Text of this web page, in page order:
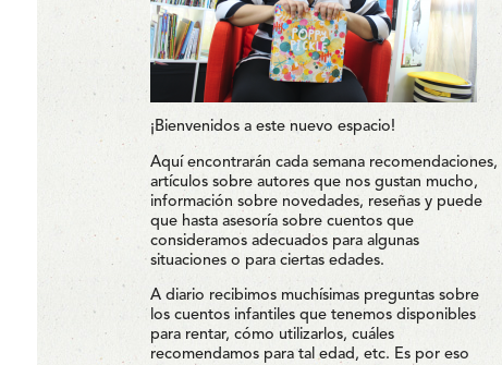
¡Bienvenidos a este nuevo espacio!
Aquí encontrarán cada semana recomendaciones,
artículos sobre autores que nos gustan mucho,
información sobre novedades, reseñas y puede
que hasta asesoría sobre cuentos que
consideramos adecuados para algunas
situaciones o para ciertas edades.
A diario recibimos muchísimas preguntas sobre
los cuentos infantiles que tenemos disponibles
para rentar, cómo utilizarlos, cuáles
recomendamos para tal edad, etc. Es por eso